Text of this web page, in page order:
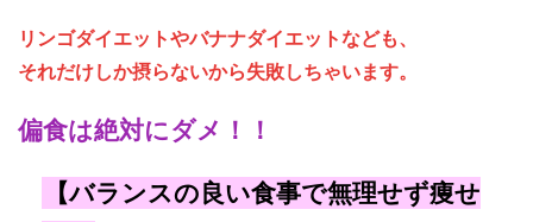
リンゴダイエットやバナナダイエットなども、
それだけしか摂らないから失敗しちゃいます。
偏食は絶対にダメ！！
【バランスの良い食事で無理せず痩せ